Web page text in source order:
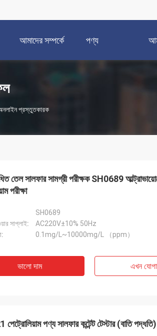
আমাদের সম্পর্কে পণ্য
প্রস্তুতকারক
তেল সালফার সামগ্রী পরীক্ষক SH0689
পরীক্ষা
SH0689
সাপ্লাই:
AC220V±10% 50Hz
0.1mg/L~10000mg/L （ppm）
ভালো দাম এখন
পণ্য সালফার কন্টেন্ট টেস্টার (বাতি পদ্ধতি)